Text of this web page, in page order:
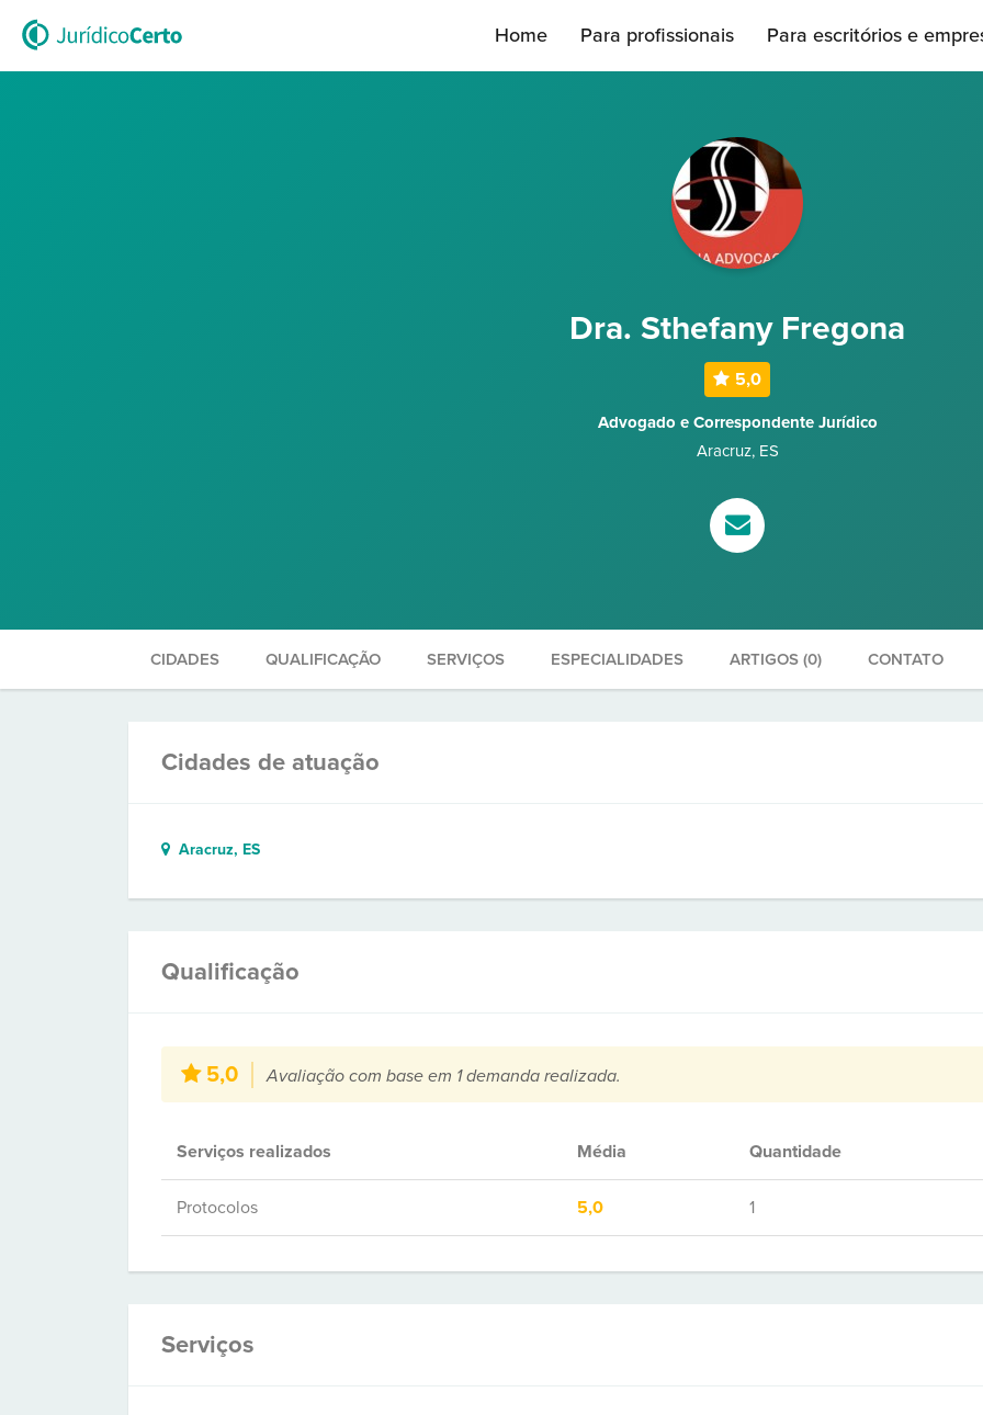
Home Para profissionais Para escritórios e
Dra. Sthefany Fregona
5,0
Advogado e Correspondente Jurídico
Aracruz, ES
CIDADES QUALIFICAÇÃO SERVIÇOS ESPECIALIDADES ARTIGOS (0) CONTATO
Cidades de atuação
Aracruz, ES
Qualificação
5,0 Avaliação com base em 1 demanda realizada.
Serviços realizados Média Quantidade
Protocolos 5,0 1
Serviços